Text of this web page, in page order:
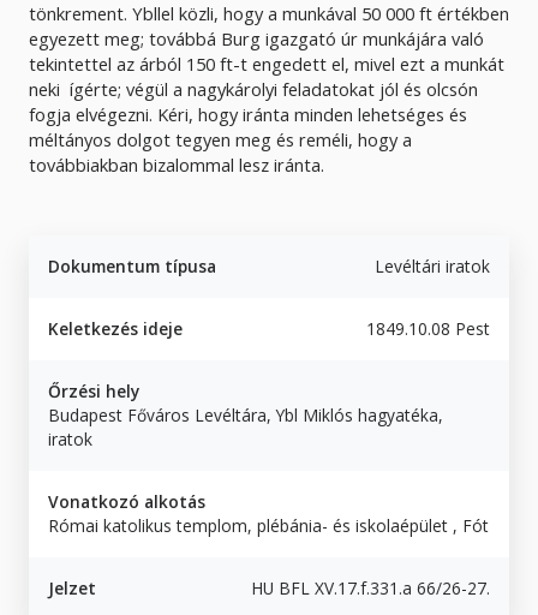
tönkrement. Ybllel közli, hogy a munkával 50 000 ft értékben
egyezett meg; továbbá Burg igazgató úr munkájára való
tekintettel az árból 150 ft-t engedett el, mivel ezt a munkát
neki ígérte; végül a nagykárolyi feladatokat jól és olcsón
fogja elvégezni. Kéri, hogy iránta minden lehetséges és
méltányos dolgot tegyen meg és reméli, hogy a
továbbiakban bizalommal lesz iránta.
Dokumentum típusa Levéltári iratok
Keletkezés ideje 1849.10.08 Pest
Őrzési hely
Budapest Főváros Levéltára, Ybl Miklós hagyatéka,
iratok
Vonatkozó alkotás
Római katolikus templom, plébánia- és iskolaépület , Fót
Jelzet HU BFL XV.17.f.331.a 66/26-27.